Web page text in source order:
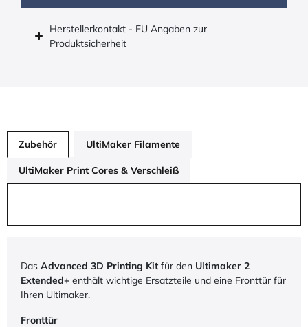
Herstellerkontakt - EU Angaben zur
Produktsicherheit
Zubehör UltiMaker Filamente
UltiMaker Print Cores & Verschleiß
Das Advanced 3D Printing Kit für den Ultimaker 2
Extended+ enthält wichtige Ersatzteile und eine Fronttür für
Ihren Ultimaker.
Fronttür